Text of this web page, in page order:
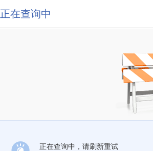
正在查询中
正在查询中，请刷新重试